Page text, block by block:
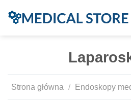
Strona główna / Endoskopy